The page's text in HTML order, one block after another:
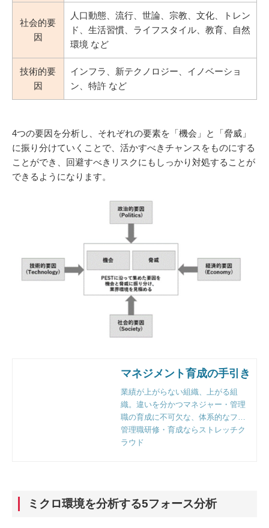
社会的要
因
人口動態、流行、世論、宗教、文化、トレン
ド、生活習慣、ライフスタイル、教育、自然
環境 など
技術的要
因
インフラ、新テクノロジー、イノベーショ
ン、特許 など
4つの要因を分析し、それぞれの要素を「機会」と「脅威」
に振り分けていくことで、活かすべきチャンスをものにする
ことができ、回避すべきリスクにもしっかり対処することが
できるようになります。
マネジメント育成の手引き
業績が上がらない組織、上がる組
織。違いを分かつマネジャー・管理
職の育成に不可欠な、体系的なフレ
ームワークと実践のポイントとは。
組織人事のプロフェッショナルファ
管理職研修・育成ならストレッチク
ラウド
ミクロ環境を分析する5フォース分析